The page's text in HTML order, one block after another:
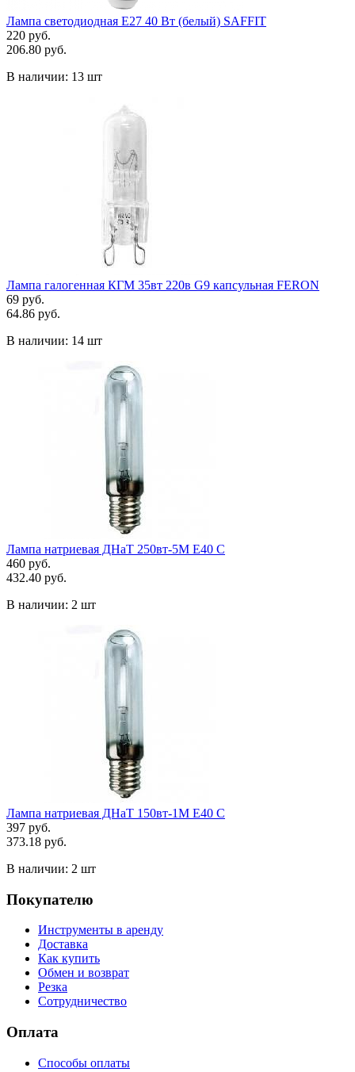
Лампа светодиодная Е27 40 Вт (белый) SAFFIT
220 руб.
206.80 руб.
В наличии: 13 шт
Лампа галогенная КГМ 35вт 220в G9 капсульная FERON
69 руб.
64.86 руб.
В наличии: 14 шт
Лампа натриевая ДНаТ 250вт-5М E40 С
460 руб.
432.40 руб.
В наличии: 2 шт
Лампа натриевая ДНаТ 150вт-1М Е40 С
397 руб.
373.18 руб.
В наличии: 2 шт
Покупателю
Инструменты в аренду
Доставка
Как купить
Обмен и возврат
Резка
Сотрудничество
Оплата
Способы оплаты